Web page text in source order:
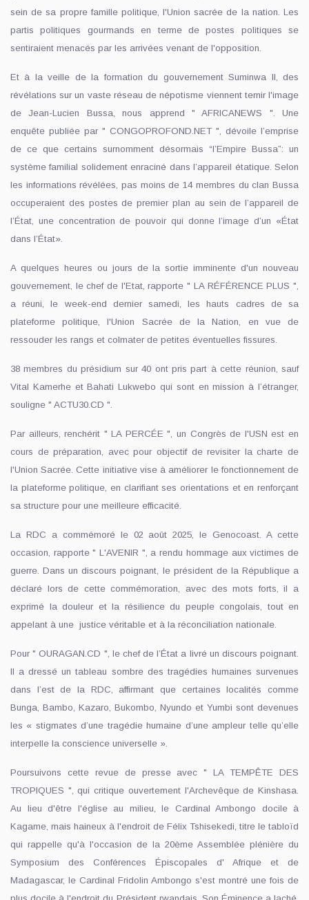
sein de sa propre famille politique, l'Union sacrée de la nation. Les
partis politiques gourmands en terme de postes politiques se
sentiraient menacés par les arrivées venant de l'opposition.
Et à la veille de la formation du gouvernement Suminwa II, des
révélations sur un vaste réseau de népotisme viennent ternir l'image
de Jean-Lucien Bussa, nous apprend " AFRICANEWS ". Une
enquête publiée par " CONGOPROFOND.NET ", dévoile l’emprise
de ce que certains surnomment désormais “l’Empire Bussa”: un
système familial solidement enraciné dans l’appareil étatique. Selon
les informations révélées, pas moins de 14 membres du clan Bussa
occuperaient des postes de premier plan au sein de l’appareil de
l’État, une concentration de pouvoir qui donne l’image d’un «État
dans l’État».
A quelques heures ou jours de la sortie imminente d'un nouveau
gouvernement, le chef de l'Etat, rapporte " LA RÉFÉRENCE PLUS ",
a réuni, le week-end dernier samedi, les hauts cadres de sa
plateforme politique, l'Union Sacrée de la Nation, en vue de
ressouder les rangs et colmater de petites éventuelles fissures.
38 membres du présidium sur 40 ont pris part à cette réunion, sauf
Vital Kamerhe et Bahati Lukwebo qui sont en mission à l’étranger,
souligne " ACTU30.CD ".
Par ailleurs, renchérit " LA PERCÉE ", un Congrès de l'USN est en
cours de préparation, avec pour objectif de revisiter la charte de
l'Union Sacrée. Cette initiative vise à améliorer le fonctionnement de
la plateforme politique, en clarifiant ses orientations et en renforçant
sa structure pour une meilleure efficacité.
La RDC a commémoré le 02 août 2025, le Genocoast. A cette
occasion, rapporte " L'AVENIR ", a rendu hommage aux victimes de
guerre. Dans un discours poignant, le président de la République a
déclaré lors de cette commémoration, avec des mots forts, il a
exprimé la douleur et la résilience du peuple congolais, tout en
appelant à une justice véritable et à la réconciliation nationale.
Pour " OURAGAN.CD ", le chef de l’État a livré un discours poignant.
Il a dressé un tableau sombre des tragédies humaines survenues
dans l’est de la RDC, affirmant que certaines localités comme
Bunga, Bambo, Kazaro, Bukombo, Nyundo et Yumbi sont devenues
les « stigmates d’une tragédie humaine d’une ampleur telle qu’elle
interpelle la conscience universelle ».
Poursuivons cette revue de presse avec " LA TEMPÊTE DES
TROPIQUES ", qui critique ouvertement l'Archevêque de Kinshasa.
Au lieu d'être l'église au milieu, le Cardinal Ambongo docile à
Kagame, mais haineux à l'endroit de Félix Tshisekedi, titre le tabloïd
qui rappelle qu'à l'occasion de la 20ème Assemblée plénière du
Symposium des Conférences Épiscopales d' Afrique et de
Madagascar, le Cardinal Fridolin Ambongo s'est montré une fois de